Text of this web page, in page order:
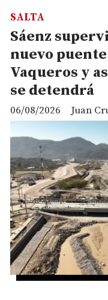
Sáenz
nuevo
Vaqueros y
se detendrá
Juan
SALTA
06/08/2026